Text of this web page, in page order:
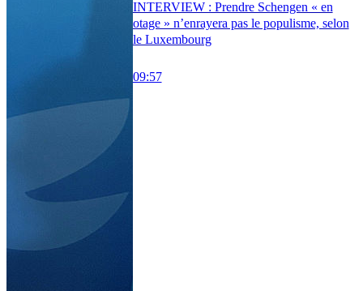
INTERVIEW : Prendre Schengen « en
otage » n’enrayera pas le populisme, selon
le Luxembourg
09:57